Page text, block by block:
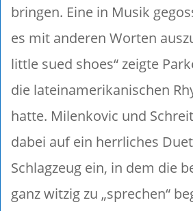
bringen. Eine in Musik
es mit anderen Worten
little sued shoes“ zeigte
die lateinamerikanischen
hatte. Milenkovic und
dabei auf ein herrliches
Schlagzeug ein, in dem die
ganz witzig zu „sprechen“